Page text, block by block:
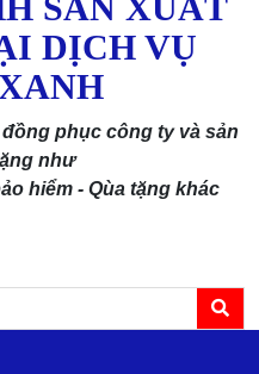
DỊCH VỤ
phục công ty và sản
như
hiểm - Qùa tặng khác